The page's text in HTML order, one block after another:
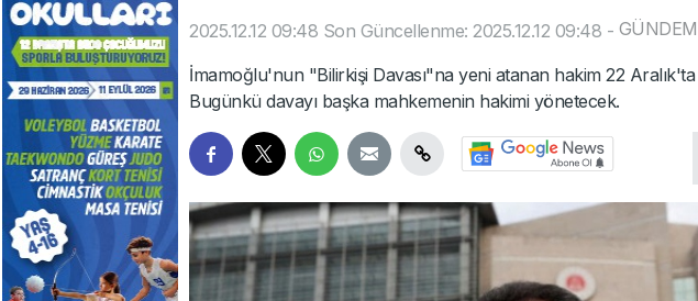
2025.12.12 09:48 Son Güncellenme: 2025.12.12 09:48 - GÜNDEM
İmamoğlu'nun "Bilirkişi Davası"na yeni atanan hakim 22
Bugünkü davayı başka mahkemenin hakimi yönetecek.